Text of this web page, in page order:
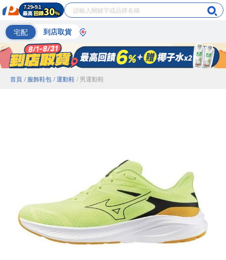
宅配 到店取貨
首頁 / 服飾鞋包 / 運動鞋 / 男運動鞋